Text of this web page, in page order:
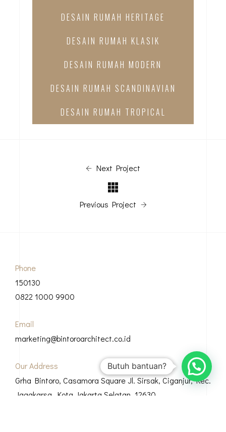
DESAIN RUMAH HERITAGE
DESAIN RUMAH KLASIK
DESAIN RUMAH MODERN
DESAIN RUMAH SCANDINAVIAN
DESAIN RUMAH TROPICAL
Next Project
Previous Project
Phone
150130
0822 1000 9900
Email
marketing@bintoroarchitect.co.id
Our Address
Grha Bintoro, Casamora Square Jl. Sirsak, Ciganjur, Kec.
Jagakarsa, Kota Jakarta Selatan, 12630
Butuh bantuan?